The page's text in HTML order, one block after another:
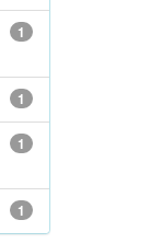
1
1
1
1